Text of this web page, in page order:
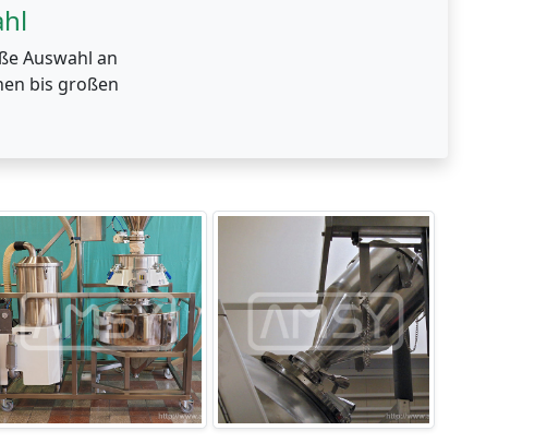
Auswahl an
bis großen